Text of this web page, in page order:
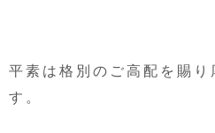
平素は格別のご高配を賜り
す。